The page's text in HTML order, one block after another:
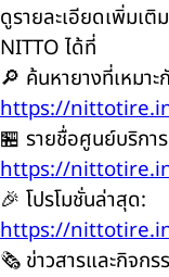
ดูรายละเอียดเพิ่มเ
NITTO ได้ที่
🔎 ค้นหายางที่เหมา
https://
🏪 รายชื่อศูนย์บริกา
https://
🎉 โปรโมชั่นล่าสุด:
https://
🗞️ ข่าวสารและกิจกร